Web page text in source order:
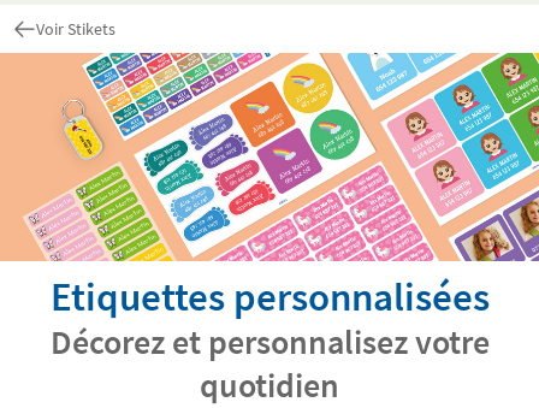
Voir Stikets
Etiquettes personnalisées
Décorez et personnalisez votre
quotidien